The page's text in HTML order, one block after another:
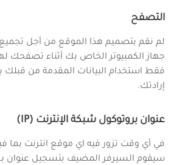
التصفح
لم نقم بتصميم هذا الموقع من أجل
جهاز الكمبيوتر الخاص بك أثناء تصفحك
فقط استخدام البيانات المقدمة من
إرادتك.
عنوان بروتوكول شبكة الإنترنت (IP)
في أي وقت تزور فيه اي موقع انترنت بما
سيقوم السيرفر المضيف بتسجيل عنوان